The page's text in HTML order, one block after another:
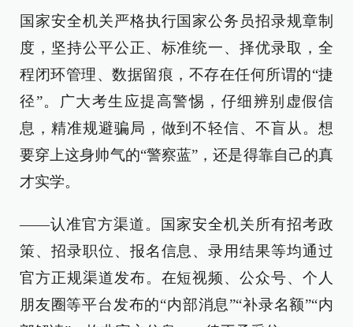
国家安全机关严格执行国家公务员招录规章制
度，坚持公平公正、标准统一、择优录取，全
程闭环管理、数据留痕，不存在任何所谓的“捷
径”。广大考生应提高警惕，仔细辨别虚假信
息，精准规避骗局，做到不轻信、不盲从。想
要穿上这身帅气的“警察蓝”，还是得靠自己的真
才实学。
——认准官方渠道。国家安全机关所有招考政
策、招录职位、报名信息、录用结果等均通过
官方正规渠道发布。在短视频、公众号、个人
朋友圈等平台发布的“内部消息”“补录名额”“内